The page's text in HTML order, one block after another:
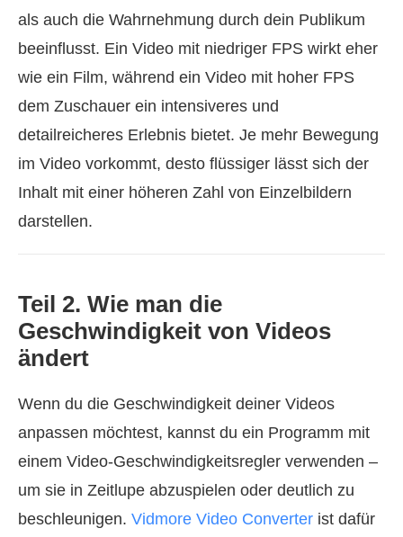
als auch die Wahrnehmung durch dein Publikum
beeinflusst. Ein Video mit niedriger FPS wirkt eher
wie ein Film, während ein Video mit hoher FPS
dem Zuschauer ein intensiveres und
detailreicheres Erlebnis bietet. Je mehr Bewegung
im Video vorkommt, desto flüssiger lässt sich der
Inhalt mit einer höheren Zahl von Einzelbildern
darstellen.
Teil 2. Wie man die
Geschwindigkeit von Videos
ändert
Wenn du die Geschwindigkeit deiner Videos
anpassen möchtest, kannst du ein Programm mit
einem Video-Geschwindigkeitsregler verwenden –
um sie in Zeitlupe abzuspielen oder deutlich zu
beschleunigen. Vidmore Video Converter ist dafür